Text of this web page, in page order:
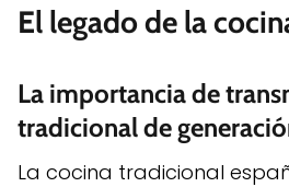
El legado de la
La importancia de
tradicional de
La cocina tradicional